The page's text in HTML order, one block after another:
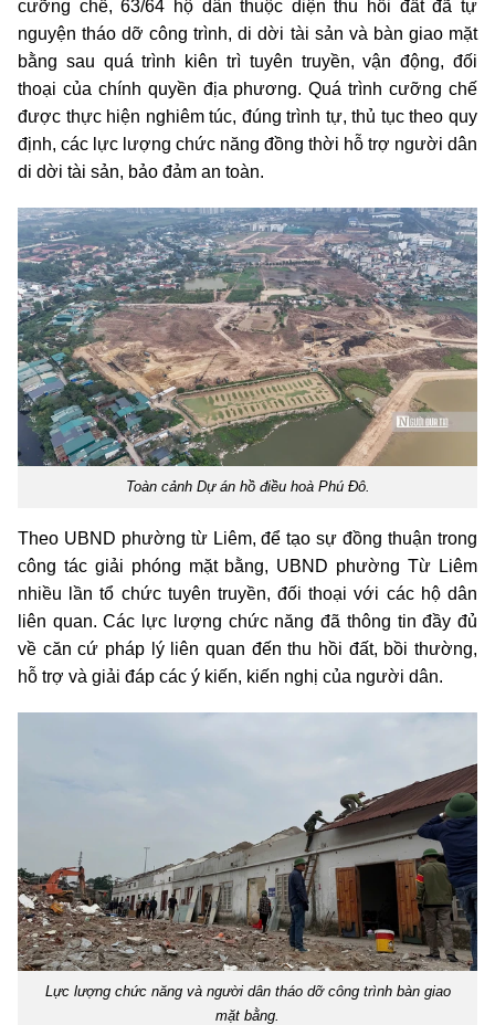
cưỡng chế, 63/64 hộ dân thuộc diện thu hồi đất đã tự
nguyện tháo dỡ công trình, di dời tài sản và bàn giao mặt
bằng sau quá trình kiên trì tuyên truyền, vận động, đối
thoại của chính quyền địa phương. Quá trình cưỡng chế
được thực hiện nghiêm túc, đúng trình tự, thủ tục theo quy
định, các lực lượng chức năng đồng thời hỗ trợ người dân
di dời tài sản, bảo đảm an toàn.
Toàn cảnh Dự án hồ điều hoà Phú Đô.
Theo UBND phường từ Liêm, để tạo sự đồng thuận trong
công tác giải phóng mặt bằng, UBND phường Từ Liêm
nhiều lần tổ chức tuyên truyền, đối thoại với các hộ dân
liên quan. Các lực lượng chức năng đã thông tin đầy đủ
về căn cứ pháp lý liên quan đến thu hồi đất, bồi thường,
hỗ trợ và giải đáp các ý kiến, kiến nghị của người dân.
Lực lượng chức năng và người dân tháo dỡ công trình bàn giao
mặt bằng.